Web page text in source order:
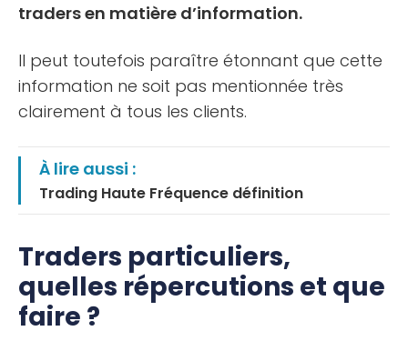
traders en matière d’information.
Il peut toutefois paraître étonnant que cette
information ne soit pas mentionnée très
clairement à tous les clients.
À lire aussi :
Trading Haute Fréquence définition
Traders particuliers,
quelles répercutions et que
faire ?